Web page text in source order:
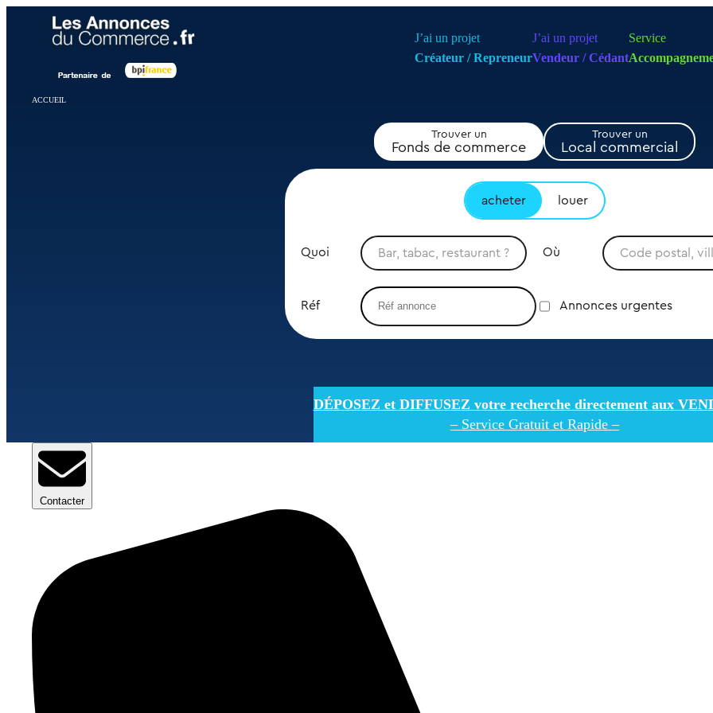
J’ai un projet
Créateur / Repreneur
J’ai un projet
Vendeur / Cédant
Service
ACCUEIL
Trouver un
Fonds de commerce
Trouver un
Local commercial
acheter louer
Quoi Où
Réf Annonces urgentes
DÉPOSEZ et DIFFUSEZ votre recherche directement aux
– Service Gratuit et Rapide –
Contacter
Panneau de gestion des cookies